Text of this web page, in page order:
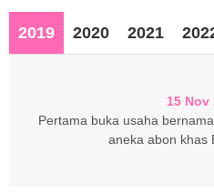
2019 2020 2021
15 Nov
Pertama buka usaha
aneka abon khas